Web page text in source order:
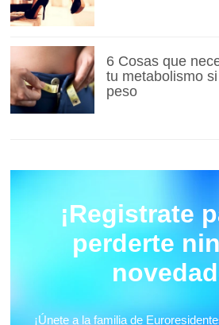
6 Cosas que
tu metabolismo
peso